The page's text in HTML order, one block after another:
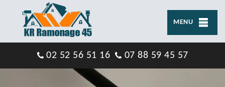
MENU
02 52 56 51 16 07 88 59 45 57